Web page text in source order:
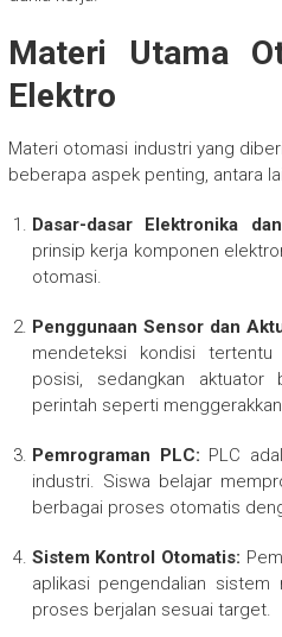
Materi Utama
Elektro
Materi otomasi industri yang
beberapa aspek penting, antara
Dasar-dasar Elektronika
prinsip kerja komponen
otomasi.
Penggunaan Sensor dan
mendeteksi kondisi
posisi, sedangkan aktuator
perintah seperti
Pemrograman PLC: PLC
industri. Siswa belajar
berbagai proses otomatis
Sistem Kontrol Otomatis:
aplikasi pengendalian
proses berjalan sesuai target.